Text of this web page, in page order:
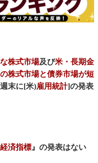
株式市場及び米・長期金
株式市場と債券市場が短
末に[米)雇用統計]の発表
済指標』の発表はない